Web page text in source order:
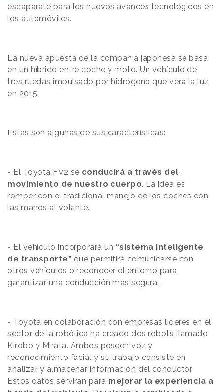
escaparate para los nuevos avances tecnológicos en
los automóviles.
La nueva apuesta de la compañía japonesa se basa
en un híbrido entre coche y moto. Un vehículo de
tres ruedas impulsado por hidrógeno que verá la luz
en 2015.
Estas son algunas de sus características:
- El Toyota FV2 se conducirá a través del
movimiento de nuestro cuerpo. La idea es
romper con el tradicional manejo de los coches con
las manos al volante.
- El vehículo incorporará un “sistema inteligente
de transporte” que permitirá comunicarse con
otros vehículos o reconocer el entorno para
garantizar una conducción más segura.
- Toyota en colaboración con empresas líderes en el
sector de la robótica ha creado dos robots llamado
Kirobo y Mirata. Ambos poseen voz y
reconocimiento facial y su trabajo consiste en
analizar y almacenar información del conductor.
Estos datos servirán para mejorar la experiencia a